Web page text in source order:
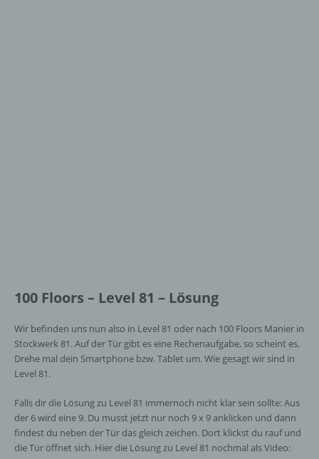
100 Floors – Level 81 – Lösung
Wir befinden uns nun also in Level 81 oder nach 100 Floors Manier in
Stockwerk 81. Auf der Tür gibt es eine Rechenaufgabe, so scheint es.
Drehe mal dein Smartphone bzw. Tablet um. Wie gesagt wir sind in
Level 81.
Falls dir die Lösung zu Level 81 immernoch nicht klar sein sollte: Aus
der 6 wird eine 9. Du musst jetzt nur noch 9 x 9 anklicken und dann
findest du neben der Tür das gleich zeichen. Dort klickst du rauf und
die Tür öffnet sich. Hier die Lösung zu Level 81 nochmal als Video: